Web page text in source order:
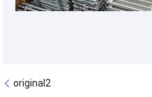
original2